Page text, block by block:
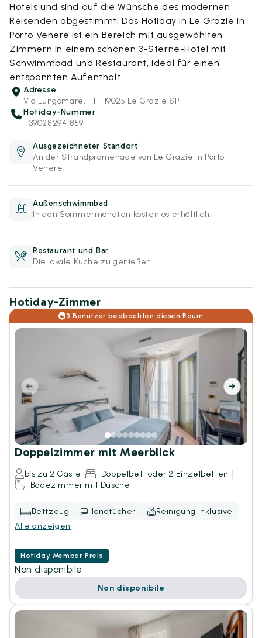
Hotels und sind auf die Wünsche des modernen
Reisenden abgestimmt. Das Hotiday in Le Grazie in
Porto Venere ist ein Bereich mit ausgewählten
Zimmern in einem schönen 3-Sterne-Hotel mit
Schwimmbad und Restaurant, ideal für einen
entspannten Aufenthalt.
Adresse
Via Lungomare, 111 - 19025 Le Grazie SP
Hotiday-Nummer
+390282941859
Ausgezeichneter Standort
An der Strandpromenade von Le Grazie in Porto
Venere.
Außenschwimmbad
In den Sommermonaten kostenlos erhältlich.
Restaurant und Bar
Die lokale Küche zu genießen.
Hotiday-Zimmer
3 Benutzer beobachten diesen Raum
Doppelzimmer mit Meerblick
bis zu 2 Gäste
1 Doppelbett oder 2 Einzelbetten
1 Badezimmer mit Dusche
Bettzeug Handtücher
Reinigung inklusive
Alle anzeigen
Hotiday Member Preis
Non disponibile
Non disponibile